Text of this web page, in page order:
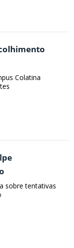
Colatina
sobre tentativas